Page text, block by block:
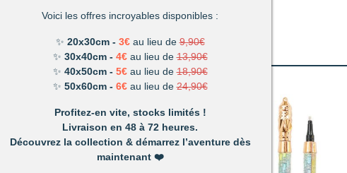
Voici les offres incroyables disponibles :
✨ 20x30cm - 3€au lieu de9,90€
✨ 30x40cm - 4€ au lieu de 13,90€
✨ 40x50cm - 5€ au lieu de18,90€
✨ 50x60cm - 6€ au lieu de 24,90€
Profitez-en vite, stocks limités !
Livraison en 48 à 72 heures.
Découvrez la collection & démarrez l’aventure dès
maintenant❤️